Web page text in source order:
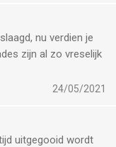
nu verdien je
zijn al zo vreselijk
24/05/2021
uitgegooid wordt